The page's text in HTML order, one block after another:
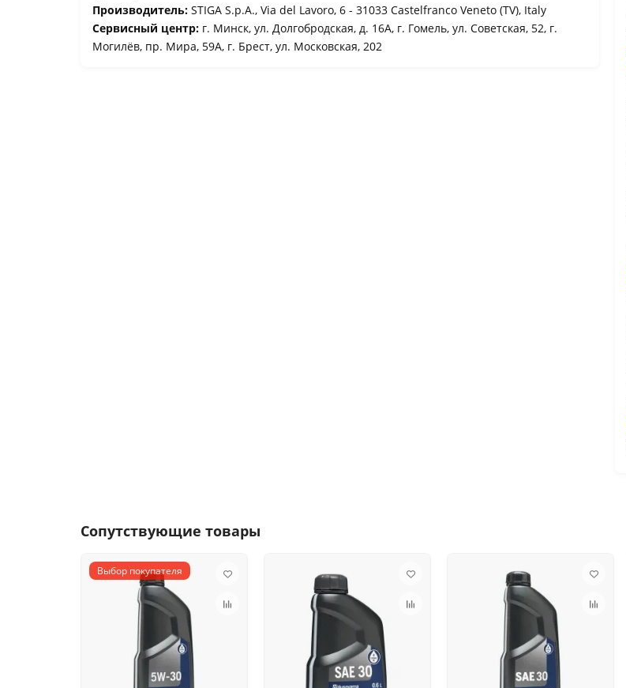
Производитель: STIGA S.p.A., Via del Lavoro, 6 - 31033 Castelfranco Veneto (TV), Italy
Сервисный центр: г. Минск, ул. Долгобродская, д. 16А, г. Гомель, ул. Советская, 52, г.
Могилёв, пр. Мира, 59А, г. Брест, ул. Московская, 202
Сопутствующие товары
Выбор покупателя